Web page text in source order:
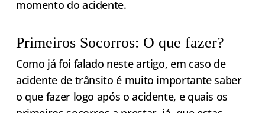
momento do acidente.
Primeiros Socorros: O que fazer?
Como já foi falado neste artigo, em caso de
acidente de trânsito é muito importante saber
o que fazer logo após o acidente, e quais os